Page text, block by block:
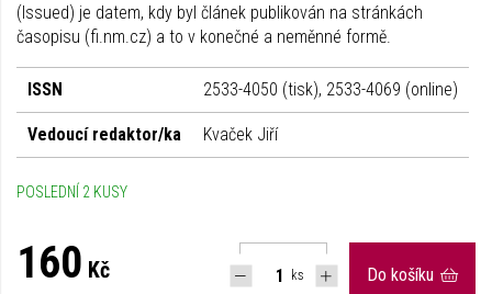
(Issued) je datem, kdy byl článek publikován na stránkách
časopisu (fi.nm.cz) a to v konečné a neměnné formě.
ISSN 2533-4050 (tisk), 2533-4069 (online)
Vedoucí redaktor/ka Kvaček Jiří
POSLEDNÍ 2 KUSY
160 Kč ks Do košíku